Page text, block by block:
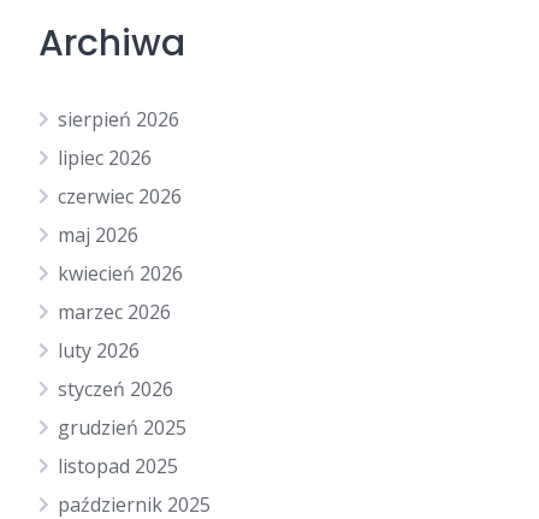
Archiwa
sierpień 2026
lipiec 2026
czerwiec 2026
maj 2026
kwiecień 2026
marzec 2026
luty 2026
styczeń 2026
grudzień 2025
listopad 2025
październik 2025